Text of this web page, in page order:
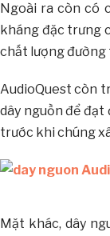
Ngoài ra còn có
kháng đặc trưng
chất lượng đường
AudioQuest còn
dây nguồn để đạt
trước khi chúng
Mặt khác, dây